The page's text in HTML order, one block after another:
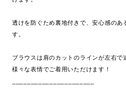
透けを防ぐため裏地付きで、安心感のあ
す。
ブラウスは肩のカットのラインが左右で
様々な表情でご着用いただけます！